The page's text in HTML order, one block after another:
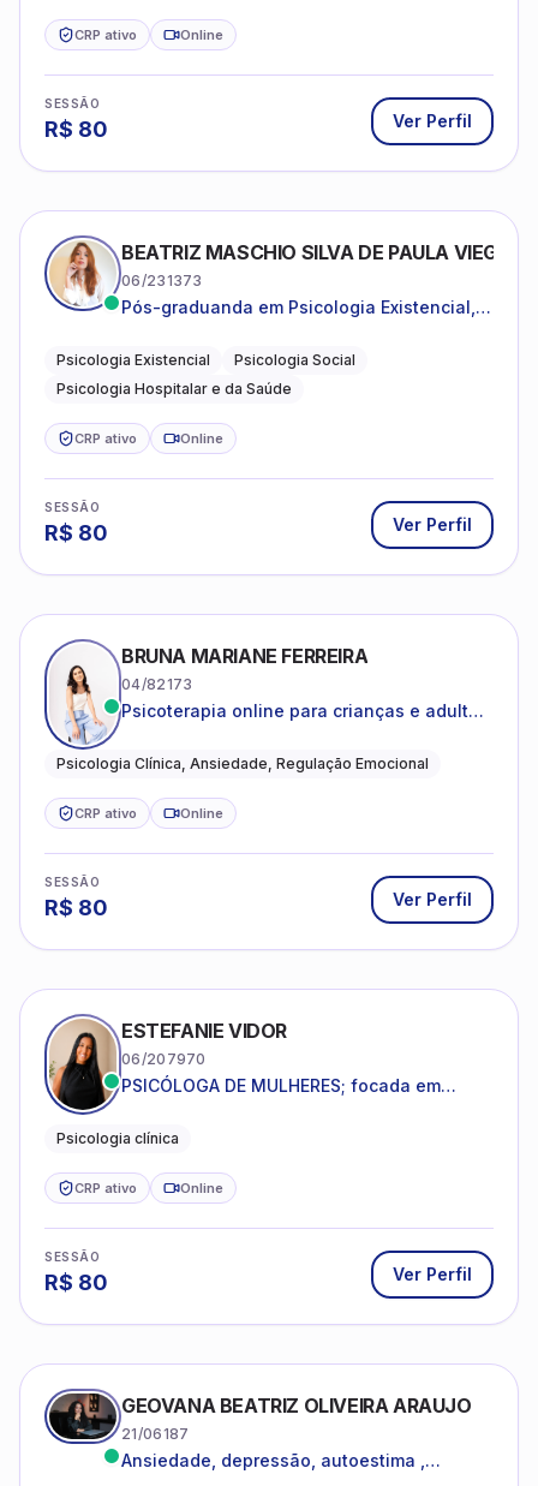
CRP ativo Online
SESSÃO
R$ 80 Ver Perfil
BEATRIZ MASCHIO SILVA DE PAULA VIEGAS
06/231373
Pós-graduanda em Psicologia Existencial,
da Saúde.
Psicologia Existencial
Psicologia Social
Psicologia Hospitalar e da Saúde
CRP ativo Online
SESSÃO
R$ 80 Ver Perfil
BRUNA MARIANE FERREIRA
04/82173
Psicoterapia online para crianças e adultos
reduzir a ansiedade e construir uma vida
Psicologia Clínica, Ansiedade, Regulação Emocional
CRP ativo Online
SESSÃO
R$ 80 Ver Perfil
ESTEFANIE VIDOR
06/207970
PSICÓLOGA DE MULHERES; focada em
dentro da sua realidade.
Psicologia clínica
CRP ativo Online
SESSÃO
R$ 80 Ver Perfil
GEOVANA BEATRIZ OLIVEIRA ARAUJO
21/06187
Ansiedade, depressão, autoestima ,